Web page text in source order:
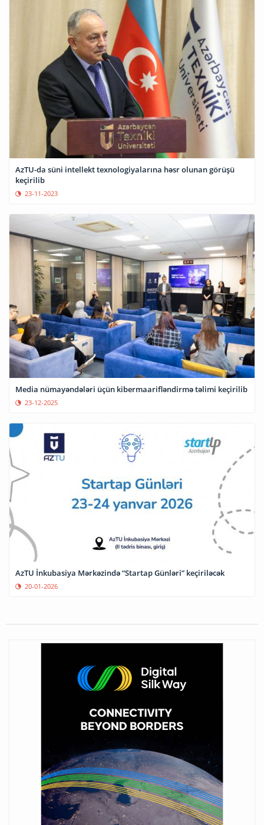
AzTU-da süni intellekt texnologiyalarına həsr olunan görüşü
keçirilib
23-11-2023
Media nümayəndələri üçün kibermaarifləndirmə təlimi keçirilib
23-12-2025
AzTU İnkubasiya Mərkəzində “Startap Günləri” keçiriləcək
20-01-2026